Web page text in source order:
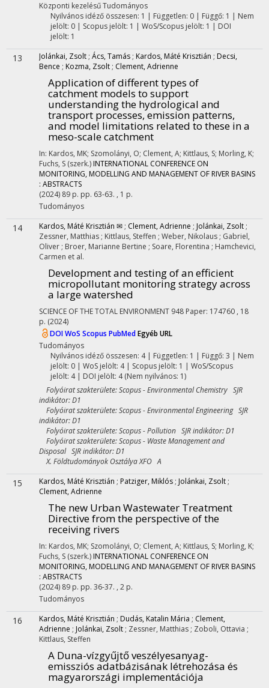
Központi kezelésűTudományos
Nyilvános idéző összesen: 1 | Független: 0 | Függő: 1 | Nem
jelölt: 0 | Scopus jelölt: 1 | WoS/Scopus jelölt: 1 | DOI
jelölt: 1
13 Jolánkai, Zsolt ; Ács, Tamás ; Kardos, Máté Krisztián ; Decsi,
Bence ; Kozma, Zsolt ; Clement, Adrienne
Application of different types of
catchment models to support
understanding the hydrological and
transport processes, emission patterns,
and model limitations related to these in a
meso-scale catchment
In: Kardos, MK; Szomolányi, O; Clement, A; Kittlaus, S; Morling, K;
Fuchs, S (szerk.) INTERNATIONAL CONFERENCE ON
MONITORING, MODELLING AND MANAGEMENT OF RIVER BASINS
: ABSTRACTS
(2024) 89 p. pp. 63-63. , 1 p.
Tudományos
14 Kardos, Máté Krisztián ✉ ; Clement, Adrienne ; Jolánkai, Zsolt ;
Zessner, Matthias ; Kittlaus, Steffen ; Weber, Nikolaus ; Gabriel,
Oliver ; Broer, Marianne Bertine ; Soare, Florentina ; Hamchevici,
Carmen et al.
Development and testing of an efficient
micropollutant monitoring strategy across
a large watershed
SCIENCE OF THE TOTAL ENVIRONMENT 948 Paper: 174760 , 18
p. (2024)
DOIWoS Scopus PubMedEgyéb URL
Tudományos
Nyilvános idéző összesen: 4| Független: 1 | Függő: 3 | Nem
jelölt: 0 | WoS jelölt: 4 | Scopus jelölt: 1 | WoS/Scopus
jelölt: 4 | DOI jelölt: 4 (Nem nyilvános: 1)
Folyóirat szakterülete: Scopus - Environmental Chemistry SJR
indikátor: D1
Folyóirat szakterülete: Scopus - Environmental Engineering SJR
indikátor: D1
Folyóirat szakterülete: Scopus - Pollution SJR indikátor: D1
Folyóirat szakterülete: Scopus - Waste Management and
Disposal SJR indikátor: D1
X. Földtudományok Osztálya XFO A
15 Kardos, Máté Krisztián ; Patziger, Miklós ; Jolánkai, Zsolt ;
Clement, Adrienne
The new Urban Wastewater Treatment
Directive from the perspective of the
receiving rivers
In: Kardos, MK; Szomolányi, O; Clement, A; Kittlaus, S; Morling, K;
Fuchs, S (szerk.) INTERNATIONAL CONFERENCE ON
MONITORING, MODELLING AND MANAGEMENT OF RIVER BASINS
: ABSTRACTS
(2024) 89 p. pp. 36-37. , 2 p.
Tudományos
16 Kardos, Máté Krisztián ; Dudás, Katalin Mária ; Clement,
Adrienne ; Jolánkai, Zsolt ; Zessner, Matthias ; Zoboli, Ottavia ;
Kittlaus, Steffen
A Duna-vízgyűjtő veszélyesanyag-
emissziós adatbázisának létrehozása és
magyarországi implementációja